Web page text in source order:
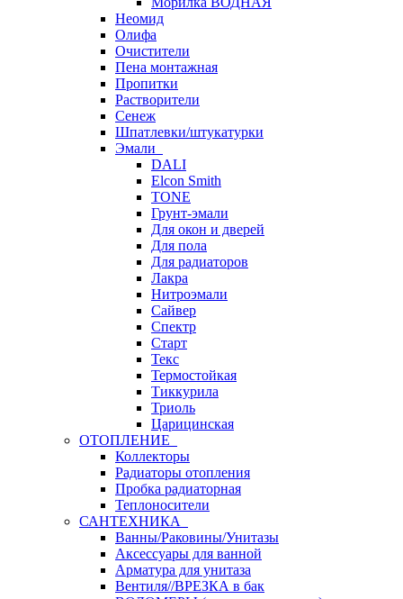
Неомид
Олифа
Очистители
Пена монтажная
Пропитки
Растворители
Сенеж
Шпатлевки/штукатурки
Эмали
DALI
Elcon Smith
TONE
Грунт-эмали
Для окон и дверей
Для пола
Для радиаторов
Лакра
Нитроэмали
Сайвер
Спектр
Старт
Текс
Термостойкая
Тиккурила
Триоль
Царицинская
ОТОПЛЕНИЕ
Коллекторы
Радиаторы отопления
Пробка радиаторная
Теплоносители
САНТЕХНИКА
Ванны/Раковины/Унитазы
Аксессуары для ванной
Арматура для унитаза
Вентиля//ВРЕЗКА в бак